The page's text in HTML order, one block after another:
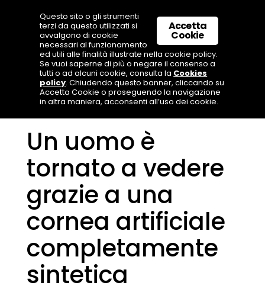
Un uomo è
tornato a vedere
grazie a una
cornea artificiale
completamente
sintetica
Accetta
Cookie
Questo sito o gli strumenti
terzi da questo utilizzati si
avvalgono di cookie
necessari al funzionamento
ed utili alle finalità illustrate nella cookie policy.
Se vuoi saperne di più o negare il consenso a
tutti o ad alcuni cookie, consulta la Cookies
policy. Chiudendo questo banner, cliccando su
Accetta Cookie o proseguendo la navigazione
in altra maniera, acconsenti all’uso dei cookie.